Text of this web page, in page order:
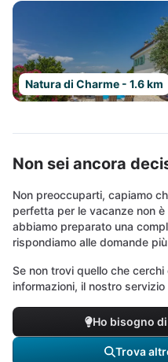
Natura di Charme - 1.6 km
Non sei ancora
Non preoccuparti, capiamo
perfetta per le vacanze non
abbiamo preparato una
rispondiamo alle domande
Se non trovi quello che
informazioni, il nostro
Ho bisogno
Trova